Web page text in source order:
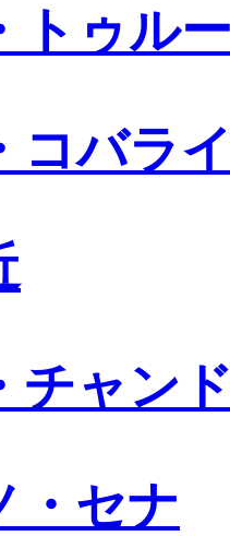
トゥル
コバラ
チャン
・セナ